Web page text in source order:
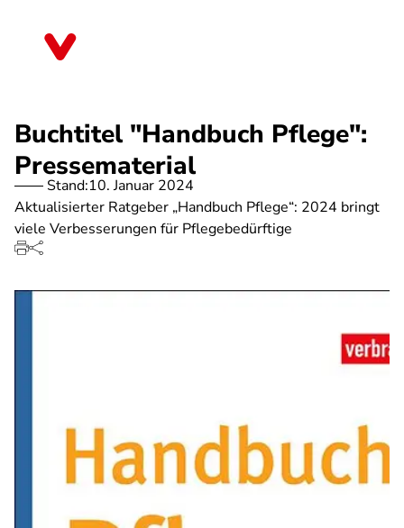
Buchtitel "Handbuch Pflege":
Pressematerial
Stand:10. Januar 2024
Aktualisierter Ratgeber „Handbuch Pflege“: 2024 bringt
viele Verbesserungen für Pflegebedürftige